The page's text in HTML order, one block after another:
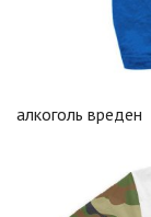
алкоголь вреден